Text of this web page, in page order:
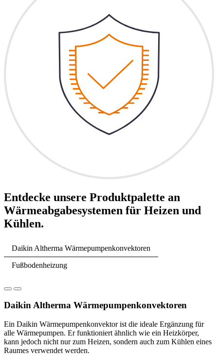
Entdecke unsere Produktpalette an
Wärmeabgabesystemen für Heizen und
Kühlen.
Daikin Altherma Wärmepumpenkonvektoren
Fußbodenheizung
Daikin Altherma Wärmepumpenkonvektoren
Ein Daikin Wärmepumpenkonvektor ist die ideale Ergänzung für
alle Wärmepumpen. Er funktioniert ähnlich wie ein Heizkörper,
kann jedoch nicht nur zum Heizen, sondern auch zum Kühlen eines
Raumes verwendet werden.